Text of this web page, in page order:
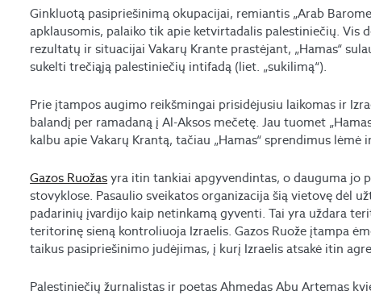
Ginkluotą pasipriešinimą okupacijai, remiantis „Arab
apklausomis, palaiko tik apie ketvirtadalis palestiniečių. Vis
rezultatų ir situacijai Vakarų Krante prastėjant, „Hamas“
sukelti trečiąją palestiniečių intifadą (liet. „sukilimą“).
Prie įtampos augimo reikšmingai prisidėjusiu laikomas ir
balandį per ramadaną į Al-Aksos mečetę. Jau tuomet
kalbu apie Vakarų Krantą, tačiau „Hamas“ sprendimus lėmė
Gazos Ruožas yra itin tankiai apgyvendintas, o dauguma jo
stovyklose. Pasaulio sveikatos organizacija šią vietovę dėl
padarinių įvardijo kaip netinkamą gyventi. Tai yra uždara
teritorinę sieną kontroliuoja Izraelis. Gazos Ruože įtampa
taikus pasipriešinimo judėjimas, į kurį Izraelis atsakė itin
Palestiniečių žurnalistas ir poetas Ahmedas Abu Artemas